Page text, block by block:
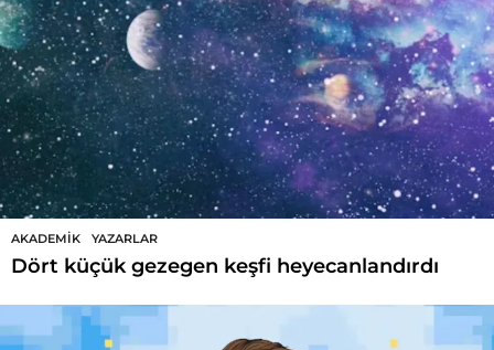
AKADEMIK ,YAZARLAR
Dört küçük gezegen keşfi heyecanlandırdı